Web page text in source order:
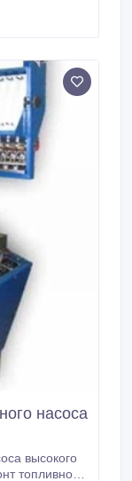
насоса
высокого
топливной